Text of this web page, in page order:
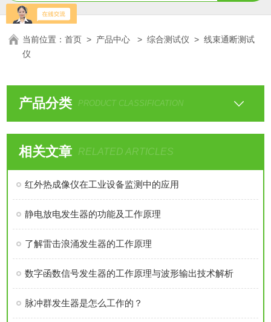
当前位置：首页 > 产品中心 >综合测试仪 >线束通断测试
仪
产品分类 PRODUCT CLASSIFICATION
相关文章 RELATED ARTICLES
红外热成像仪在工业设备监测中的应用
静电放电发生器的功能及工作原理
了解雷击浪涌发生器的工作原理
数字函数信号发生器的工作原理与波形输出技术解析
脉冲群发生器是怎么工作的？